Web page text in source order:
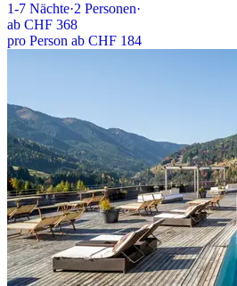
1-7 Nächte·2 Personen·
ab CHF 368
pro Person ab CHF 184